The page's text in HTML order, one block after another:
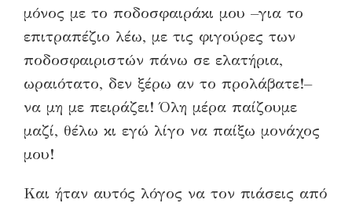
μόνος με το ποδοσφαιράκι μου –για το
επιτραπέζιο λέω, με τις φιγούρες των
ποδοσφαιριστών πάνω σε ελατήρια,
ωραιότατο, δεν ξέρω αν το προλάβατε!–
να μη με πειράζει! Όλη μέρα παίζουμε
μαζί, θέλω κι εγώ λίγο να παίξω μονάχος
μου!
Και ήταν αυτός λόγος να τον πιάσεις από